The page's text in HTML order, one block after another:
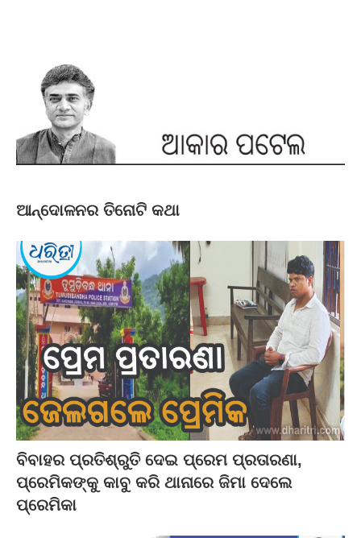
ଆନ୍ଦୋଳନର ତିନୋଟି କଥା
ବିବାହର ପ୍ରତିଶ୍ରୁତି ଦେଇ ପ୍ରେମ ପ୍ରତାରଣା,
ପ୍ରେମିକଙ୍କୁ କାବୁ କରି ଥାନାରେ ଜିମା ଦେଲେ
ପ୍ରେମିକା